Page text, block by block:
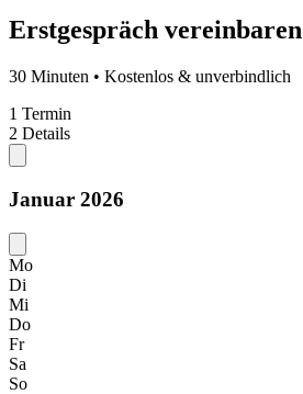
Erstgespräch vereinbaren
30 Minuten • Kostenlos & unverbindlich
1 Termin
2 Details
Januar 2026
Mo
Di
Mi
Do
Fr
Sa
So